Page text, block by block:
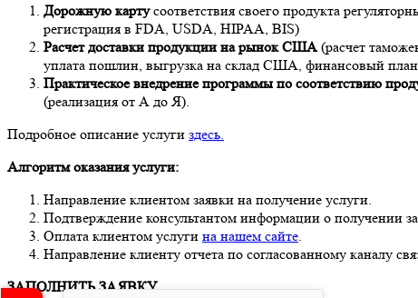
Дорожную картусоответствия своего продукта
регистрация в FDA, USDA, HIPAA, BIS)
Расчет доставки продукции на рынок США (расчет
уплата пошлин, выгрузка на склад США, финансовый план
Практическое внедрение программы по соответствию
(реализация от А до Я).
Подробное описание услуги здесь.
Алгоритм оказания услуги:
Направление клиентом заявки на получение услуги.
Подтверждение консультантом информации о получении
Оплата клиентом услуги на нашем сайте.
Направление клиенту отчета по согласованному каналу
ЗАПОЛНИТЬ ЗАЯВКУ